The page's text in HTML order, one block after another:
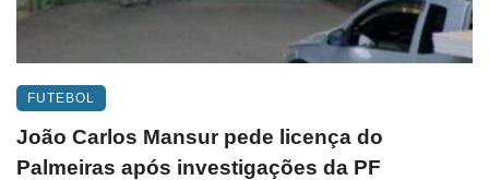
FUTEBOL
João Carlos Mansur pede licença do
Palmeiras após investigações da PF